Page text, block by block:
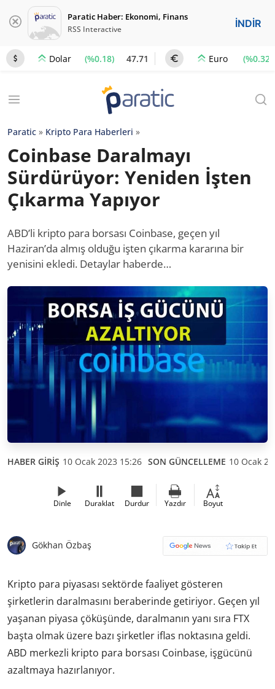
Paratic Haber: Ekonomi, Finans
RSS Interactive İNDİR
Dolar (%0.18) 47.71 Euro (%0.32)
Paratic » Kripto Para Haberleri »
Coinbase Daralmayı
Sürdürüyor: Yeniden İşten
Çıkarma Yapıyor
ABD’li kripto para borsası Coinbase, geçen yıl
Haziran’da almış olduğu işten çıkarma kararına bir
yenisini ekledi. Detaylar haberde…
HABER GİRİŞ 10 Ocak 2023 15:26 SON GÜNCELLEME 10 Ocak
Dinle Duraklat Durdur Yazdır Boyut
Gökhan Özbaş
Kripto para piyasası sektörde faaliyet gösteren
şirketlerin daralmasını beraberinde getiriyor. Geçen yıl
yaşanan piyasa çöküşünde, daralmanın yanı sıra FTX
başta olmak üzere bazı şirketler iflas noktasına geldi.
ABD merkezli kripto para borsası Coinbase, işgücünü
azaltmaya hazırlanıyor.